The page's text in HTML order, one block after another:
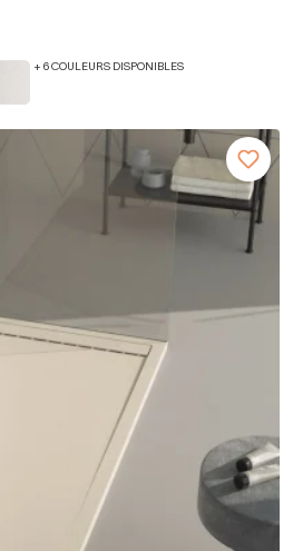
+ 6 COULEURS DISPONIBLES